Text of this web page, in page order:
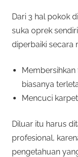
Dari 3 hal pokok
suka oprek
diperbaiki secara
biasanya
Mencuci
Diluar itu harus
profesional,
pengetahuan